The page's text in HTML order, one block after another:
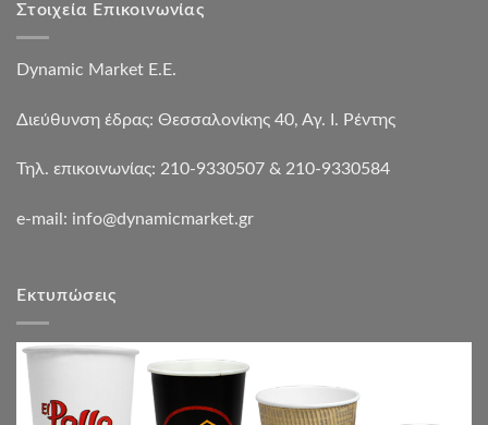
Στοιχεία Επικοινωνίας
Dynamic Market Ε.Ε.
Διεύθυνση έδρας: Θεσσαλονίκης 40, Αγ. Ι. Ρέντης
Τηλ. επικοινωνίας: 210-9330507 & 210-9330584
e-mail: info@dynamicmarket.gr
Εκτυπώσεις